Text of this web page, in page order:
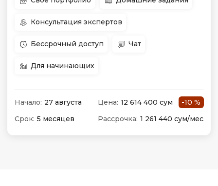
Консультация экспертов
Бессрочный доступ Чат
Для начинающих
Начало: 27 августа Цена: 12 614 400 сум
-10 %
Срок: 5 месяцев Рассрочка: 1 261 440 сум/мес